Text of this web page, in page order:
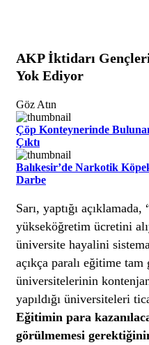
AKP İktidarı
Yok Ediyor
Göz Atın
Çöp Konteynerinde
Çıktı
Balıkesir’de Narkotik
Darbe
Sarı, yaptığı
yükseköğretim ücretini
üniversite hayalini
açıkça paralı eğitime tam
üniversitelerinin
yapıldığı üniversiteleri
Eğitimin para
görülmemesi